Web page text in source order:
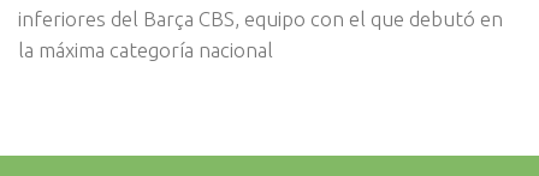
inferiores del Barça CBS, equipo con el que debutó en
la máxima categoría nacional